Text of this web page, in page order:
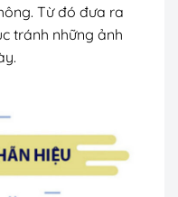
Từ đó đưa ra
tránh những ảnh